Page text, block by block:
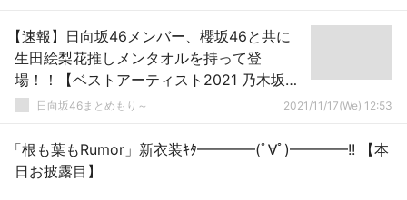
【速報】日向坂46メンバー、櫻坂46と共に
生田絵梨花推しメンタオルを持って登
場！！【ベストアーティスト2021 乃木坂
46】日向坂46まとめもり～ 2021/11/17(We) 12:53
「根も葉もRumor」新衣装ｷﾀ━━━━(ﾟ∀ﾟ)━━━━!! 【本
日お披露目】